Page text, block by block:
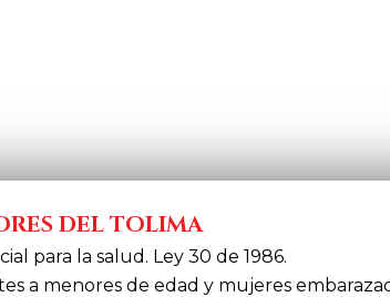
DEL TOLIMA
para la salud. Ley 30 de 1986.
a menores de edad y mujeres